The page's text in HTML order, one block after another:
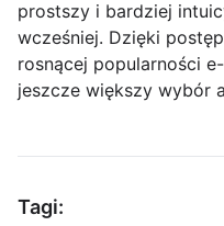
prostszy i bardziej
wcześniej. Dzięki
rosnącej popularności
jeszcze większy wybór
Tagi: